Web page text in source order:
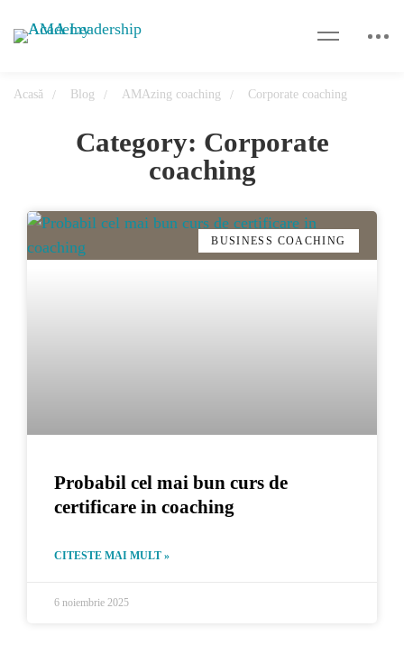
Acasă Blog AMAzing coaching Corporate coaching
Category: Corporate
coaching
BUSINESS COACHING
Probabil cel mai bun curs de
certificare in coaching
CITESTE MAI MULT »
6 noiembrie 2025